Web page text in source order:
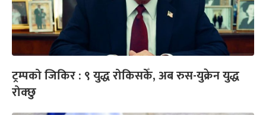
ट्रम्पको जिकिर : ९ युद्ध रोकिसकेँ, अब रुस-युक्रेन युद्ध
रोक्छु